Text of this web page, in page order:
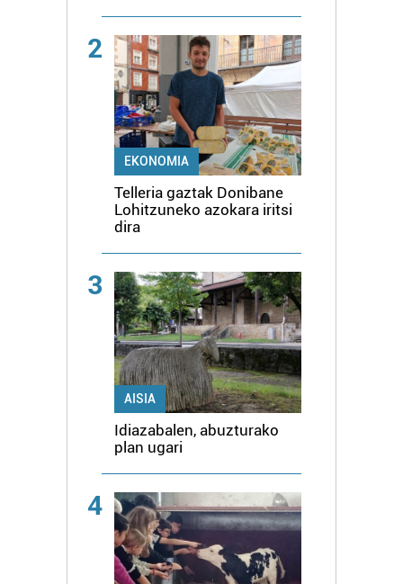
2
EKONOMIA
Telleria gaztak Donibane
Lohitzuneko azokara iritsi
dira
3
AISIA
Idiazabalen, abuzturako
plan ugari
4